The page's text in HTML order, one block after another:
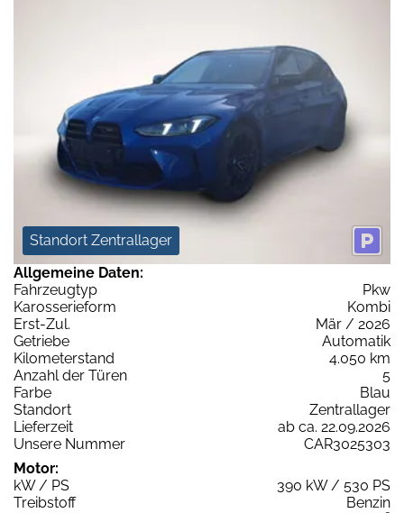
Standort Zentrallager
Allgemeine Daten:
Fahrzeugtyp
Pkw
Karosserieform
Kombi
Erst-Zul.
Mär / 2026
Getriebe
Automatik
Kilometerstand
4.050 km
Anzahl der Türen
5
Farbe
Blau
Standort
Zentrallager
Lieferzeit
ab ca. 22.09.2026
Unsere Nummer
CAR3025303
Motor:
kW / PS
390 kW / 530 PS
Treibstoff
Benzin